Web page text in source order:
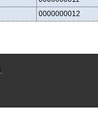
0000000012